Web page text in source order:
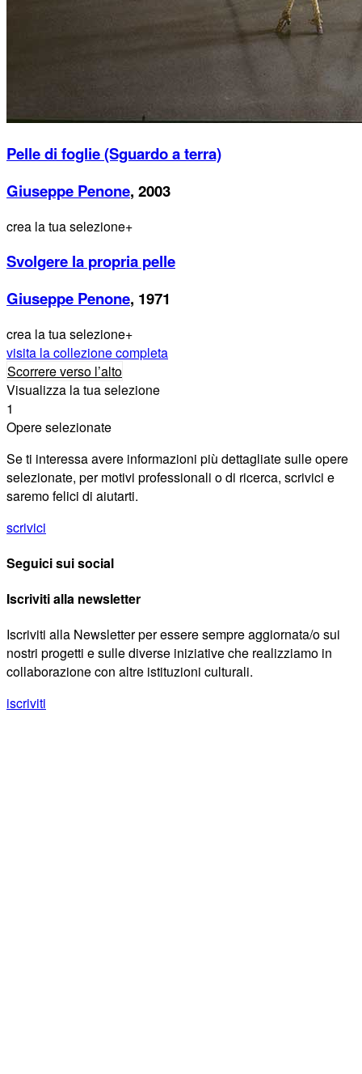
Pelle di foglie (Sguardo a terra)
Giuseppe Penone, 2003
crea la tua selezione+
Svolgere la propria pelle
Giuseppe Penone, 1971
crea la tua selezione+
visita la collezione completa
Scorrere verso l’alto
Visualizza la tua selezione
1
Opere selezionate
Se ti interessa avere informazioni più dettagliate sulle opere
selezionate, per motivi professionali o di ricerca, scrivici e
saremo felici di aiutarti.
scrivici
Seguici sui social
Iscriviti alla newsletter
Iscriviti alla Newsletter per essere sempre aggiornata/o sui
nostri progetti e sulle diverse iniziative che realizziamo in
collaborazione con altre istituzioni culturali.
iscriviti